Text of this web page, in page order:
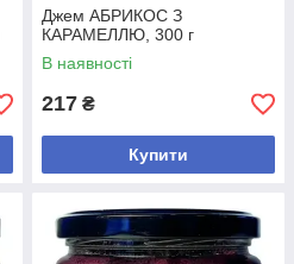
Джем АБРИКОС З
КАРАМЕЛЛЮ, 300 г
В наявності
217 ₴
Купити